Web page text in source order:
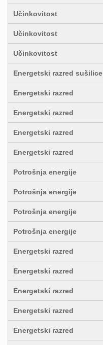
Učinkovitost
Učinkovitost
Učinkovitost
Energetski razred sušilice
Energetski razred
Energetski razred
Energetski razred
Energetski razred
Potrošnja energije
Potrošnja energije
Potrošnja energije
Potrošnja energije
Energetski razred
Energetski razred
Energetski razred
Energetski razred
Energetski razred